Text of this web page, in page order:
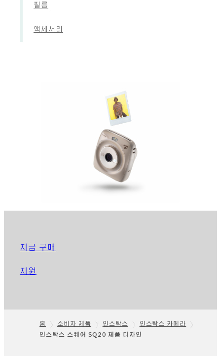
필름
액세서리
지금 구매
지원
Footer
홈 소비자 제품 인스탁스
인스탁스 카메라
인스탁스 스퀘어 SQ20 제품 디자인